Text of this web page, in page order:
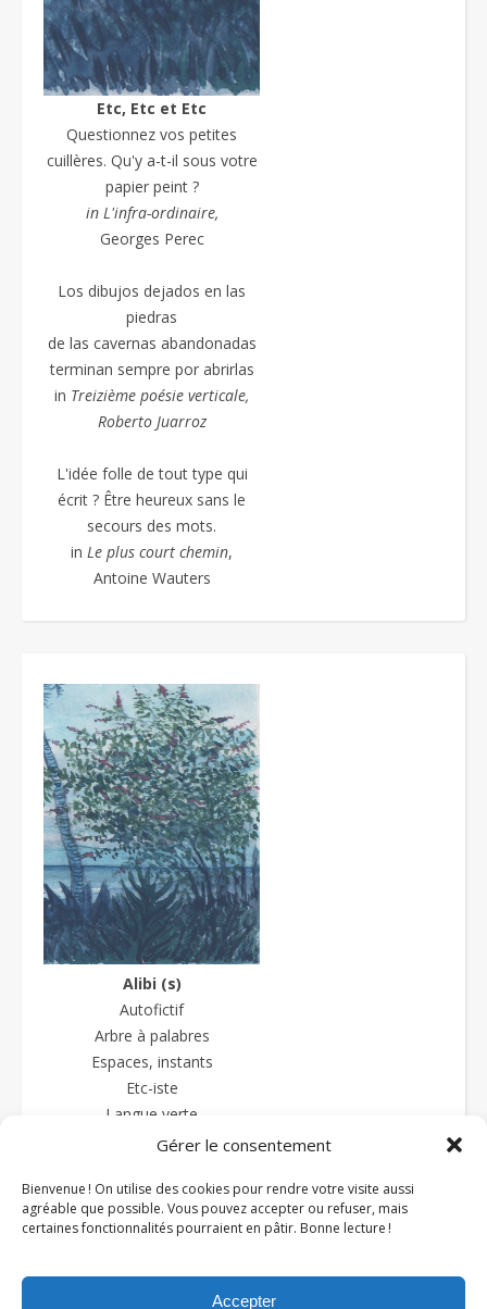
Gérer le consentement
Bienvenue ! On utilise des cookies pour rendre votre visite aussi
agréable que possible. Vous pouvez accepter ou refuser, mais
certaines fonctionnalités pourraient en pâtir. Bonne lecture !
Accepter
Etc, Etc et Etc
Questionnez vos petites
cuillères. Qu'y a-t-il sous votre
papier peint ?
in L'infra-ordinaire,
Georges Perec
Los dibujos dejados en las
piedras
de las cavernas abandonadas
terminan sempre por abrirlas
in Treizième poésie verticale,
Roberto Juarroz
L'idée folle de tout type qui
écrit ? Être heureux sans le
secours des mots.
in Le plus court chemin,
Antoine Wauters
Alibi (s)
Autofictif
Arbre à palabres
Espaces, instants
Etc-iste
Langue verte
La langue sauce-piquante
Textures
Zazipo